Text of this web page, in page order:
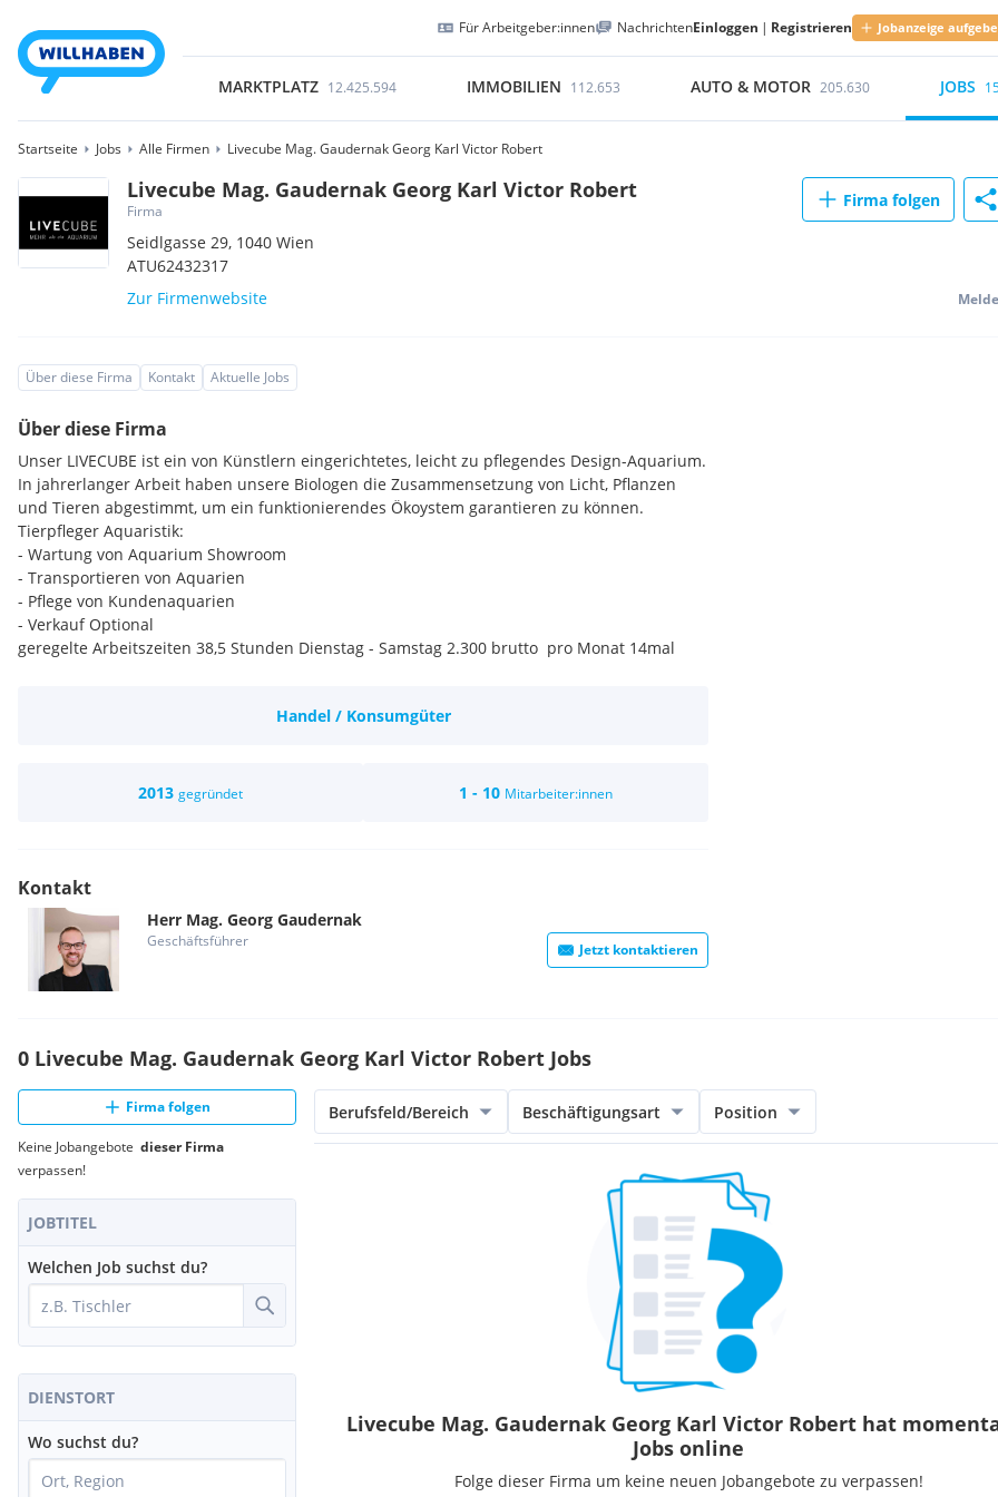
Für Arbeitgeber:innen NachrichtenEinloggen | Registrieren Jobanzeige
MARKTPLATZ 12.425.594 IMMOBILIEN 112.653 AUTO & MOTOR 205.630 JOBS
Startseite Jobs Alle Firmen Livecube Mag. Gaudernak Georg Karl Victor Robert
Livecube Mag. Gaudernak Georg Karl Victor Robert
Firma
Seidlgasse 29, 1040Wien
ATU62432317
Zur Firmenwebsite
Firma folgen
Über diese Firma Kontakt Aktuelle Jobs
Über diese Firma
Unser LIVECUBE ist ein von Künstlern eingerichtetes, leicht zu pflegendes Design-Aquarium.
In jahrerlanger Arbeit haben unsere Biologen die Zusammensetzung von Licht, Pflanzen
und Tieren abgestimmt, um ein funktionierendes Ökoystem garantieren zu können.
Tierpfleger Aquaristik:
- Wartung von Aquarium Showroom
- Transportieren von Aquarien
- Pflege von Kundenaquarien
- Verkauf Optional
geregelte Arbeitszeiten 38,5 Stunden Dienstag - Samstag 2.300 brutto pro Monat 14mal
Handel / Konsumgüter
2013 gegründet 1 - 10 Mitarbeiter:innen
Kontakt
Herr Mag. Georg Gaudernak
Geschäftsführer Jetzt kontaktieren
0 Livecube Mag. Gaudernak Georg Karl Victor Robert Jobs
Firma folgen
Keine Jobangebote dieser Firma
verpassen!
JOBTITEL
Welchen Job suchst du?
DIENSTORT
Wo suchst du?
Berufsfeld/Bereich Beschäftigungsart Position
Livecube Mag. Gaudernak Georg Karl Victor Robert hat
Jobs online
Folge dieser Firma um keine neuen Jobangebote zu verpassen!